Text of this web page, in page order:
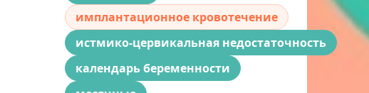
имплантационное кровотечение
истмико-цервикальная недостаточность
календарь беременности